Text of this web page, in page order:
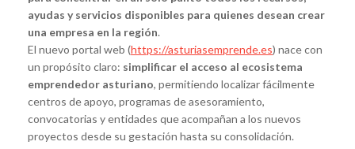
ayudas y servicios disponibles para quienes desean crear
una empresa en la región.
El nuevo portal web (https://asturiasemprende.es) nace con
un propósito claro: simplificar el acceso al ecosistema
emprendedor asturiano, permitiendo localizar fácilmente
centros de apoyo, programas de asesoramiento,
convocatorias y entidades que acompañan a los nuevos
proyectos desde su gestación hasta su consolidación.